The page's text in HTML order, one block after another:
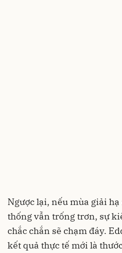
Ngược lại, nếu mùa giải
thống vẫn trống trơn, sự
chắc chắn sẽ chạm đáy.
kết quả thực tế mới là